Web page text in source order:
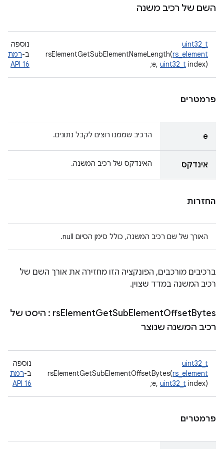
השם של רכיב משנה
uint32_t
rsElementGetSubElementNameLength(rs_element
e, uint32_t index);
נוספה
ב-רמת
API 16
פרמטרים
e הרכיב שממנו רוצים לקבל נתונים.
אינדקס האינדקס של רכיב המשנה.
החזרות
האורך של שם רכיב המשנה, כולל סימן הסיום null.
ברכיבים מורכבים, הפונקציה הזו מחזירה את אורך השם של
רכיב המשנה במדד שצוין.
rsElementGetSubElementOffsetBytes
: היסט של
רכיב המשנה שנוצר
uint32_t
rsElementGetSubElementOffsetBytes(rs_element
e, uint32_t index);
נוספה
ב-רמת
API 16
פרמטרים